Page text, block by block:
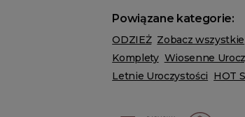
Powiązane kategorie:
ODZIEŻ Zobacz wszystkie
Komplety Wiosenne
Letnie Uroczystości HOT